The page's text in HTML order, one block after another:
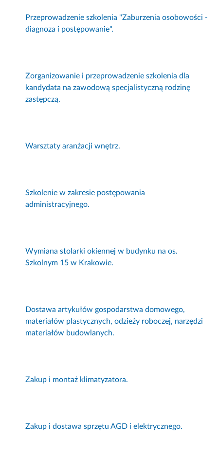
Przeprowadzenie szkolenia "Zaburzenia osobowości -
diagnoza i postępowanie".
Zorganizowanie i przeprowadzenie szkolenia dla
kandydata na zawodową specjalistyczną rodzinę
zastępczą.
Warsztaty aranżacji wnętrz.
Szkolenie w zakresie postępowania
administracyjnego.
Wymiana stolarki okiennej w budynku na os.
Szkolnym 15 w Krakowie.
Dostawa artykułów gospodarstwa domowego,
materiałów plastycznych, odzieży roboczej, narzędzi
materiałów budowlanych.
Zakup i montaż klimatyzatora.
Zakup i dostawa sprzętu AGD i elektrycznego.